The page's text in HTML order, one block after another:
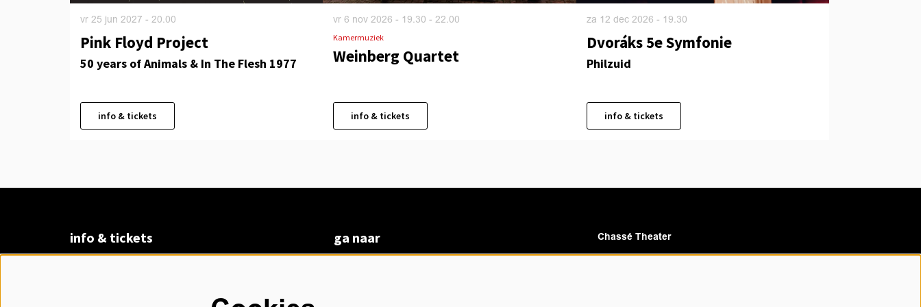
Pink Floyd Project
50 years of Animals & In The Flesh 1977
vr 25 jun 2027 - 20.00
info & tickets
Weinberg Quartet
Kamermuziek
vr 6 nov 2026- 19.30 - 22.00
info & tickets
Dvoráks 5e Symfonie
Philzuid
za 12 dec 2026 - 19.30
info & tickets
info & tickets ga naar Chassé Theater